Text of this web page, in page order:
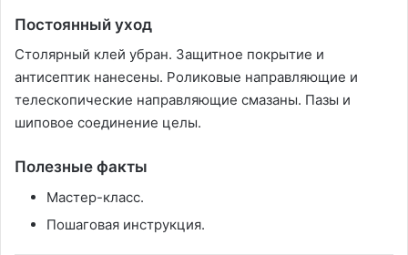
Постоянный уход
Столярный клей убран. Защитное покрытие и
антисептик нанесены. Роликовые направляющие и
телескопические направляющие смазаны. Пазы и
шиповое соединение целы.
Полезные факты
Мастер-класс.
Пошаговая инструкция.